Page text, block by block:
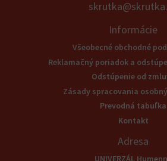
Informácie
Všeobecné obchodné
Reklamačný poriadok a
Odstúpenie od
Zásady spracovania
Prevodná tabuľka
Kontakt
Adresa
UNIVERZÁL